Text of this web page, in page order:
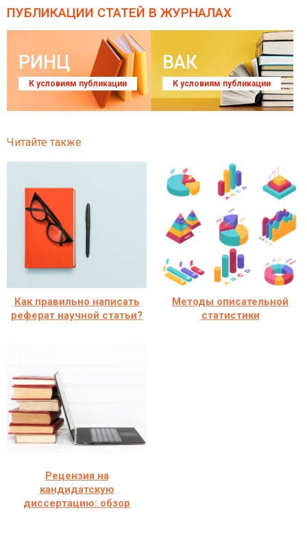
ПУБЛИКАЦИИ СТАТЕЙ В ЖУРНАЛАХ
РИНЦ
К условиям публикации
ВАК
К условиям публикации
Читайте также
Как правильно написать
реферат научной статьи?
Методы описательной
статистики
Рецензия на
кандидатскую
диссертацию: обзор